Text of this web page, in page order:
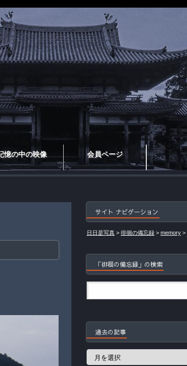
憶の中の映像 会員ページ
サイト ナビゲーション
日日是写真 > 徘徊の備忘録 > memory >
「徘徊の備忘録」の検索
過去の記事
過